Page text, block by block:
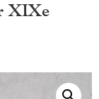
XIXe